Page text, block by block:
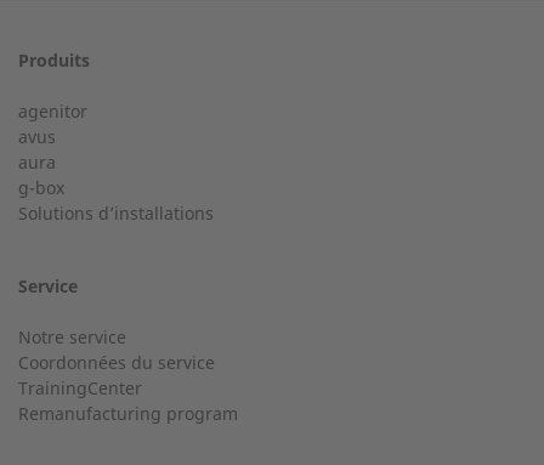
Nom
Ville
Service d'assistance téléphonique pour une installation à
partir de 50 kW.
+33 2 23 27 86 66
Service clientèle
Avez-vous des questions d'ordre général ?
Produits
agenitor
avus
aura
g-box
Solutions d’installations
Service
Notre service
Coordonnées du service
TrainingCenter
Remanufacturing program